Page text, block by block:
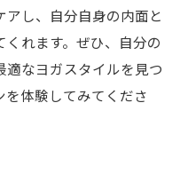
し、自分自身の内面と
れます。ぜひ、自分の
なヨガスタイルを見つ
体験してみてくださ